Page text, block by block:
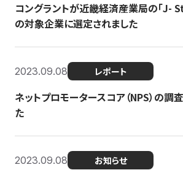
コングラントが近畿経済産業局の「J-
の対象企業に選定されました
2023.09.08 レポート
ネットプロモータースコア（NPS）の調
た
2023.09.08 お知らせ